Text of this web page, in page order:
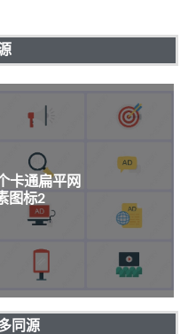
卡通扁平网
图标2
同源